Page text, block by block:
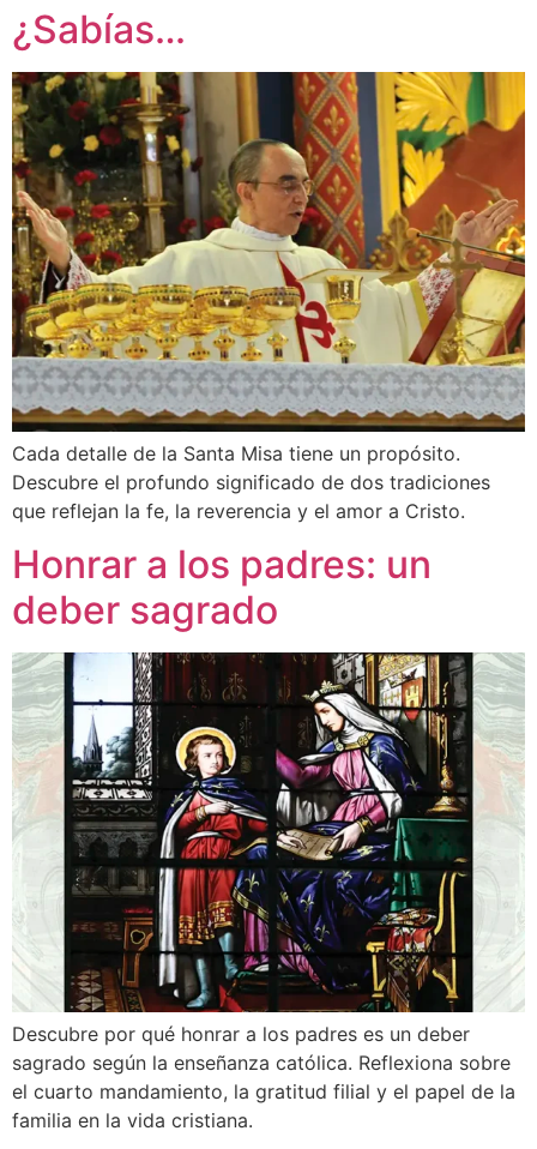
¿Sabías…
Cada detalle de la Santa Misa tiene un propósito.
Descubre el profundo significado de dos tradiciones
que reflejan la fe, la reverencia y el amor a Cristo.
Honrar a los padres: un
deber sagrado
Descubre por qué honrar a los padres es un deber
sagrado según la enseñanza católica. Reflexiona sobre
el cuarto mandamiento, la gratitud filial y el papel de la
familia en la vida cristiana.